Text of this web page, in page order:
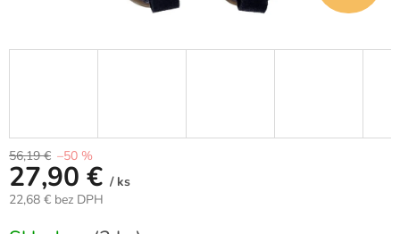
56,19 € –50 %
27,90 € / ks
22,68 € bez DPH